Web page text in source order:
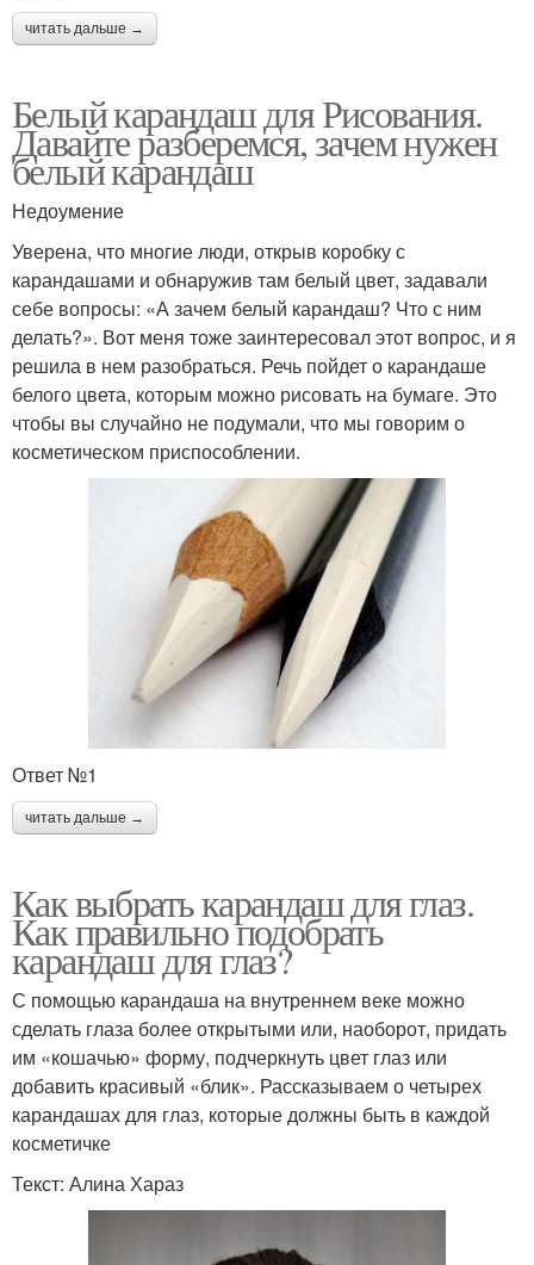
читать дальше →
Белый карандаш для Рисования.
Давайте разберемся, зачем нужен
белый карандаш
Недоумение
Уверена, что многие люди, открыв коробку с
карандашами и обнаружив там белый цвет, задавали
себе вопросы: «А зачем белый карандаш? Что с ним
делать?». Вот меня тоже заинтересовал этот вопрос, и я
решила в нем разобраться. Речь пойдет о карандаше
белого цвета, которым можно рисовать на бумаге. Это
чтобы вы случайно не подумали, что мы говорим о
косметическом приспособлении.
Ответ №1
читать дальше →
Как выбрать карандаш для глаз.
Как правильно подобрать
карандаш для глаз?
С помощью карандаша на внутреннем веке можно
сделать глаза более открытыми или, наоборот, придать
им «кошачью» форму, подчеркнуть цвет глаз или
добавить красивый «блик». Рассказываем о четырех
карандашах для глаз, которые должны быть в каждой
косметичке
Текст: Алина Хараз